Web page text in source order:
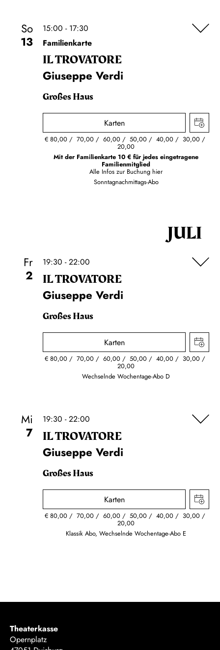
So
13
15:00 - 17:30
Familienkarte
IL TROVA­TORE
Giuseppe Verdi
Großes Haus
Karten
€80,00 70,00 60,00 50,00 40,00 30,00
20,00
Mit der Familienkarte 10 € für jedes eingetragene
Familienmitglied
Alle Infos zur Buchung hier
Sonntagnachmittags-Abo
JULI
Fr
2
19:30 - 22:00
IL TROVA­TORE
Giuseppe Verdi
Großes Haus
Karten
€80,00 70,00 60,00 50,00 40,00 30,00
20,00
Wechselnde Wochentage-Abo D
Mi
7
19:30 - 22:00
IL TROVA­TORE
Giuseppe Verdi
Großes Haus
Karten
€80,00 70,00 60,00 50,00 40,00 30,00
20,00
Klassik Abo, Wechselnde Wochentage-Abo E
Theaterkasse
Opernplatz